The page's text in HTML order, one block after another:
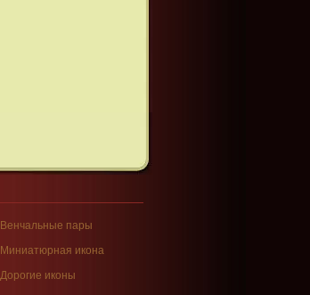
Венчальные пары
Миниатюрная икона
Дорогие иконы